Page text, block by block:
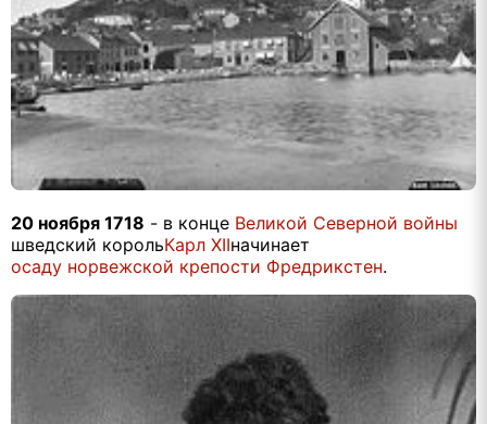
20 ноября 1718 - в конце Великой Северной войны
шведский корольКарл XIIначинает
осаду норвежской крепости Фредрикстен.